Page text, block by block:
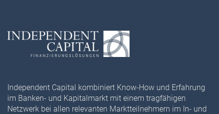
Independent Capital kombiniert Know-How und Erfahrung
im Banken- und Kapitalmarkt mit einem tragfähigen
Netzwerk bei allen relevanten Marktteilnehmern im In- und